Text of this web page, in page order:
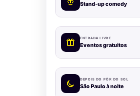
Stand-up comedy
ENTRADA LIVRE
Eventos gratuitos
DEPOIS DO PÔR DO SOL
São Paulo à noite